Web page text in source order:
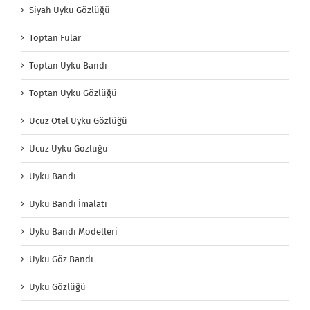
Siyah Uyku Gözlüğü
Toptan Fular
Toptan Uyku Bandı
Toptan Uyku Gözlüğü
Ucuz Otel Uyku Gözlüğü
Ucuz Uyku Gözlüğü
Uyku Bandı
Uyku Bandı İmalatı
Uyku Bandı Modelleri
Uyku Göz Bandı
Uyku Gözlüğü